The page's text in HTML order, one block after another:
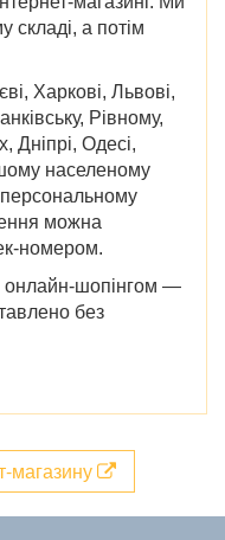
складі, а потім
Харкові, Львові,
Рівному,
Дніпрі, Одесі,
населеному
персональному
можна
номером.
онлайн-шопінгом —
без
магазину